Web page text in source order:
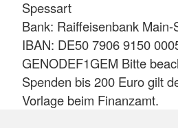
Spessart
Bank: Raiffeisenbank
IBAN: DE50 7906 9150
GENODEF1GEM Bitte
Spenden bis 200 Euro gilt
Vorlage beim Finanzamt.